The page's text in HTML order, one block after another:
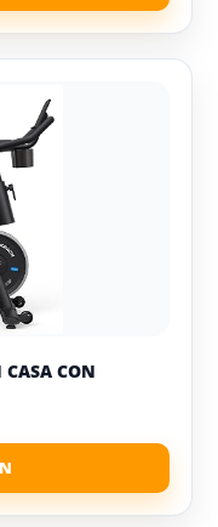
CASA CON